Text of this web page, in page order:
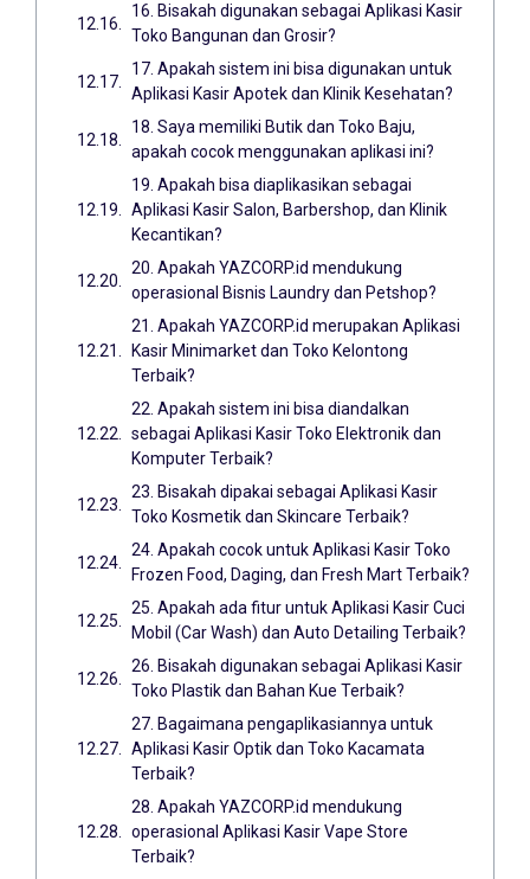
16. Bisakah digunakan sebagai Aplikasi Kasir
Toko Bangunan dan Grosir?
17. Apakah sistem ini bisa digunakan untuk
Aplikasi Kasir Apotek dan Klinik Kesehatan?
18. Saya memiliki Butik dan Toko Baju,
apakah cocok menggunakan aplikasi ini?
19. Apakah bisa diaplikasikan sebagai
Aplikasi Kasir Salon, Barbershop, dan Klinik
Kecantikan?
20. Apakah YAZCORP.id mendukung
operasional Bisnis Laundry dan Petshop?
21. Apakah YAZCORP.id merupakan Aplikasi
Kasir Minimarket dan Toko Kelontong
Terbaik?
22. Apakah sistem ini bisa diandalkan
sebagai Aplikasi Kasir Toko Elektronik dan
Komputer Terbaik?
23. Bisakah dipakai sebagai Aplikasi Kasir
Toko Kosmetik dan Skincare Terbaik?
24. Apakah cocok untuk Aplikasi Kasir Toko
Frozen Food, Daging, dan Fresh Mart Terbaik?
25. Apakah ada fitur untuk Aplikasi Kasir Cuci
Mobil (Car Wash) dan Auto Detailing Terbaik?
26. Bisakah digunakan sebagai Aplikasi Kasir
Toko Plastik dan Bahan Kue Terbaik?
27. Bagaimana pengaplikasiannya untuk
Aplikasi Kasir Optik dan Toko Kacamata
Terbaik?
28. Apakah YAZCORP.id mendukung
operasional Aplikasi Kasir Vape Store
Terbaik?